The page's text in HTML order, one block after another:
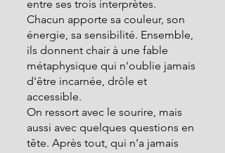
entre ses trois interprètes.
Chacun apporte sa couleur, son
énergie, sa sensibilité. Ensemble,
ils donnent chair à une fable
métaphysique qui n'oublie jamais
d'être incarnée, drôle et
accessible.
On ressort avec le sourire, mais
aussi avec quelques questions en
tête. Après tout, qui n'a jamais